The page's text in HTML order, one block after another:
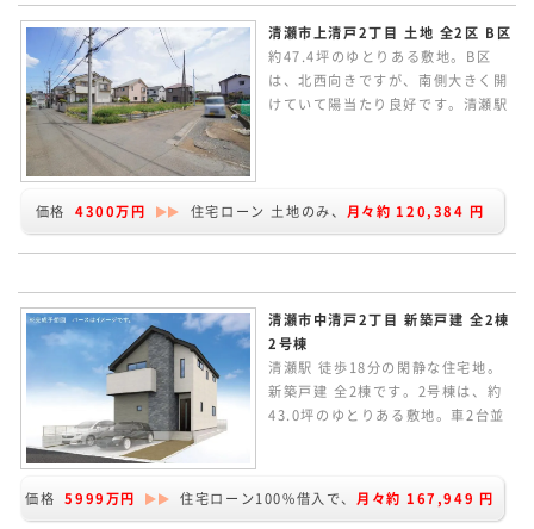
清瀬市上清戸2丁目 土地 全2区 B区
約47.4坪のゆとりある敷地。B区
は、北西向きですが、南側大きく開
けていて陽当たり良好です。清瀬駅
ウスメーカーで建築していただけま
す。建物プランの作成など行ってい
価格 4300万円 住宅ローン 土地のみ、 月々約 120,384 円
清瀬市中清戸2丁目 新築戸建 全2棟
2号棟
清瀬駅 徒歩18分の閑静な住宅地。
新築戸建 全2棟です。2号棟は、約
43.0坪のゆとりある敷地。車2台並
広々18.0帖あります。2F南側洋室
価格 5999万円 住宅ローン100%借入で、月々約 167,949 円